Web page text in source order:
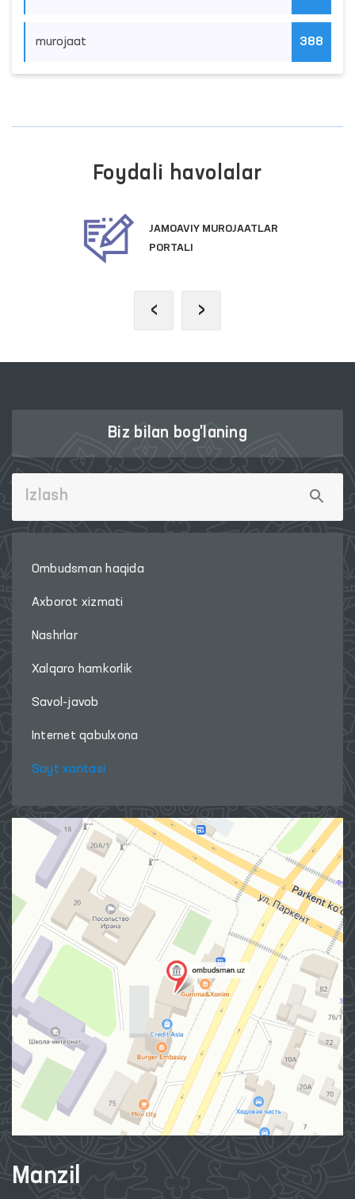
murojaat 388
Foydali havolalar
MUROJAATLAR
‹ ›
Biz bilan bog'laning
Ombudsman haqida
Axborot xizmati
Nashrlar
Xalqaro hamkorlik
Savol-javob
Internet qabulxona
Sayt xaritasi
Manzil